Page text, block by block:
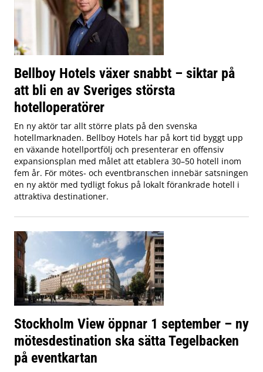
Bellboy Hotels växer snabbt – siktar på
att bli en av Sveriges största
hotelloperatörer
En ny aktör tar allt större plats på den svenska
hotellmarknaden. Bellboy Hotels har på kort tid byggt upp
en växande hotellportfölj och presenterar en offensiv
expansionsplan med målet att etablera 30–50 hotell inom
fem år. För mötes- och eventbranschen innebär satsningen
en ny aktör med tydligt fokus på lokalt förankrade hotell i
attraktiva destinationer.
Stockholm View öppnar 1 september – ny
mötesdestination ska sätta Tegelbacken
på eventkartan